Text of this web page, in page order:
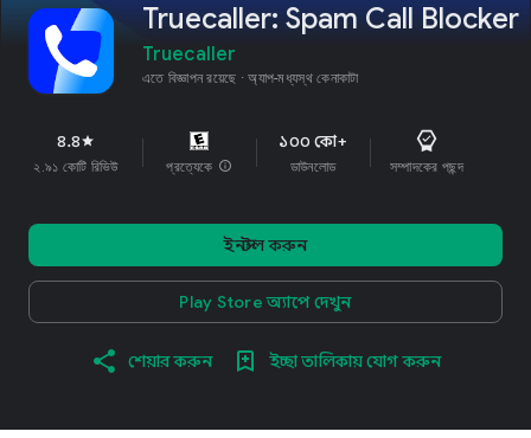
Truecaller: Spam Call Blocker
Truecaller
এতে বিজ্ঞাপন রয়েছে অ্যাপ-মধ্যস্থ কেনাকাটা
৪.৪star
২.৯১ কোটি রিভিউ প্রত্যেকে info
১০০ কো+
ডাউনলোড সম্পাদকের পছন্দ
ইনস্টল করুন
Play Store অ্যাপে দেখুন
শেয়ার করুন ইচ্ছা তালিকায় যোগ করুন